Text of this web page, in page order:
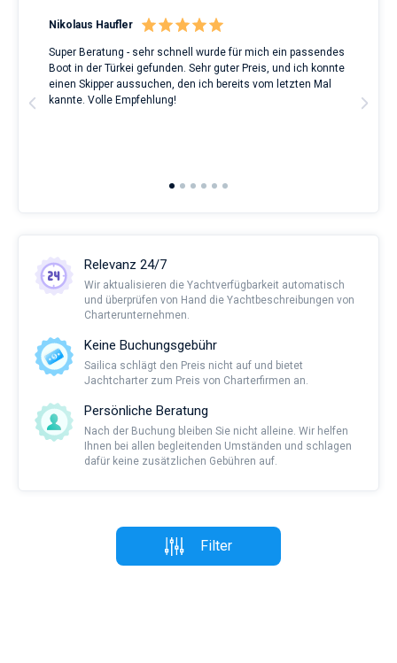
Nikolaus Haufler
Super Beratung - sehr schnell wurde für mich ein passendes
Boot in der Türkei gefunden. Sehr guter Preis, und ich konnte
einen Skipper aussuchen, den ich bereits vom letzten Mal
kannte. Volle Empfehlung!
Relevanz 24/7
Wir aktualisieren die Yachtverfügbarkeit automatisch
und überprüfen von Hand die Yachtbeschreibungen von
Charterunternehmen.
Keine Buchungsgebühr
Sailica schlägt den Preis nicht auf und bietet
Jachtcharter zum Preis von Charterfirmen an.
Persönliche Beratung
Nach der Buchung bleiben Sie nicht alleine. Wir helfen
Ihnen bei allen begleitenden Umständen und schlagen
dafür keine zusätzlichen Gebühren auf.
Filter